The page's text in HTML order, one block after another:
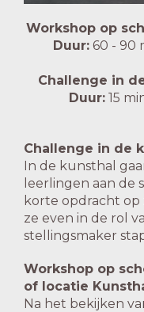
Workshop op
Duur:60 - 90
Challenge in
Duur:15
Challenge in de
In de kunsthal
leerlingen aan de
korte opdracht op
ze even in de rol
stellingsmaker
Workshop op
of locatie
Na het bekijken